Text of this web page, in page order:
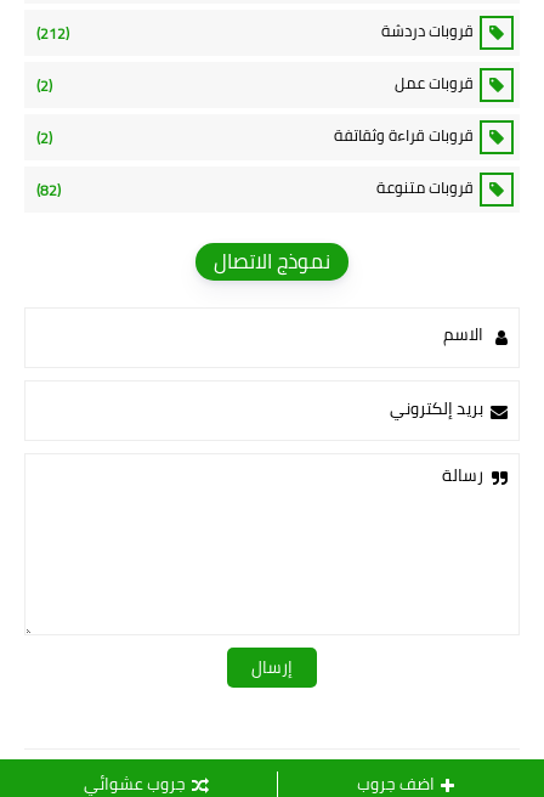
اضف جروب جروب عشوائي
قروبات دردشة (212)
قروبات عمل (2)
قروبات قراءة وثقاتفة (2)
قروبات متنوعة (82)
نموذج الاتصال
الاسم
بريد إلكتروني
رسالة
قـــــروبات ســ💛ــيدرا